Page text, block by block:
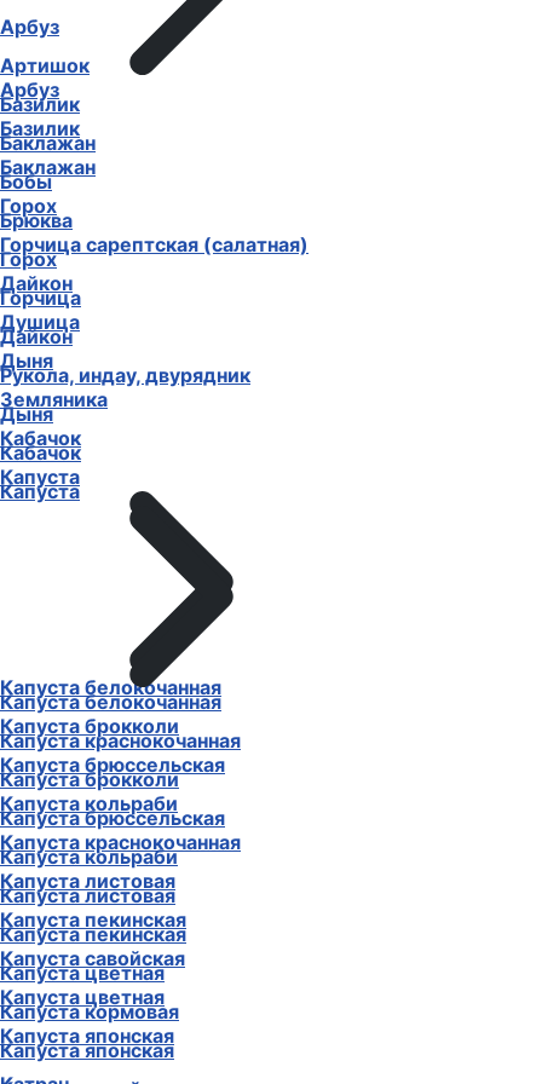
Арбуз
Базилик
Баклажан
Горох
Горчица сарептская (салатная)
Дайкон
Душица
Дыня
Земляника
Кабачок
Капуста
Капуста белокочанная
Капуста брокколи
Капуста брюссельская
Капуста кольраби
Капуста краснокочанная
Капуста листовая
Капуста пекинская
Капуста савойская
Капуста цветная
Капуста японская
Арбуз
Артишок
Базилик
Баклажан
Бобы
Брюква
Горох
Горчица
Дайкон
Рукола, индау, двурядник
Дыня
Кабачок
Капуста
Капуста белокочанная
Капуста краснокочанная
Капуста брокколи
Капуста брюссельская
Капуста кольраби
Капуста листовая
Капуста пекинская
Капуста цветная
Капуста кормовая
Капуста японская